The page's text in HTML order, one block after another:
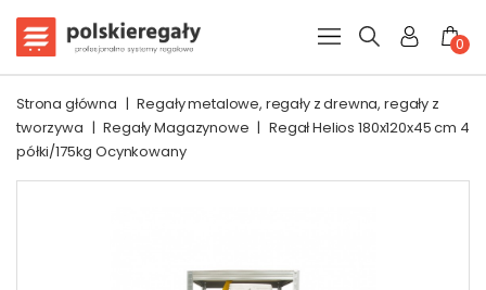
0
Strona główna | Regały metalowe, regały z drewna, regały z
tworzywa | Regały Magazynowe | Regał Helios 180x120x45 cm 4
półki/175kg Ocynkowany